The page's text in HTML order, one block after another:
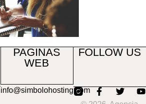
PAGINAS
WEB
info@simbolohosting.com
FOLLOW US